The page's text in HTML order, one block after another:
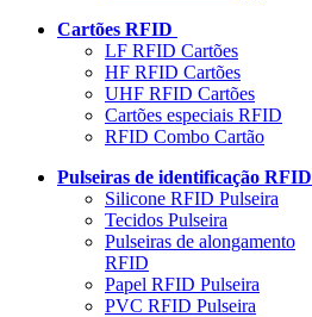
Cartões RFID
LF RFID Cartões
HF RFID Cartões
UHF RFID Cartões
Cartões especiais RFID
RFID Combo Cartão
Pulseiras de identificação RFID
Silicone RFID Pulseira
Tecidos Pulseira
Pulseiras de alongamento
RFID
Papel RFID Pulseira
PVC RFID Pulseira